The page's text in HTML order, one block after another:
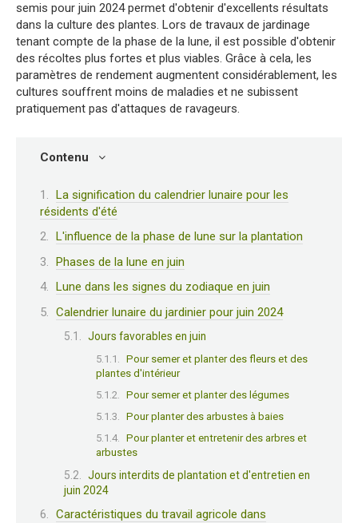
semis pour juin 2024 permet d'obtenir d'excellents résultats
dans la culture des plantes. Lors de travaux de jardinage
tenant compte de la phase de la lune, il est possible d'obtenir
des récoltes plus fortes et plus viables. Grâce à cela, les
paramètres de rendement augmentent considérablement, les
cultures souffrent moins de maladies et ne subissent
pratiquement pas d'attaques de ravageurs.
Contenu
La signification du calendrier lunaire pour les
résidents d'été
L'influence de la phase de lune sur la plantation
Phases de la lune en juin
Lune dans les signes du zodiaque en juin
Calendrier lunaire du jardinier pour juin 2024
Jours favorables en juin
Pour semer et planter des fleurs et des
plantes d'intérieur
Pour semer et planter des légumes
Pour planter des arbustes à baies
Pour planter et entretenir des arbres et
arbustes
Jours interdits de plantation et d'entretien en
juin 2024
Caractéristiques du travail agricole dans